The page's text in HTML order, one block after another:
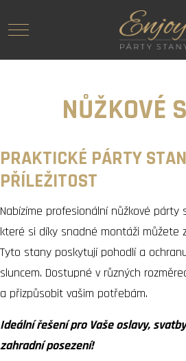
Mobile Menu Toggle
NŮŽKOVÉ
PRAKTICKÉ PÁRTY
PŘÍLEŽITOST
Nabízíme profesionální nůžkové párty
které si díky snadné montáži můžete
Tyto stany poskytují pohodlí a
sluncem. Dostupné v různých
a přizpůsobit vašim potřebám.
Ideální řešení pro Vaše oslavy,
zahradní posezení!